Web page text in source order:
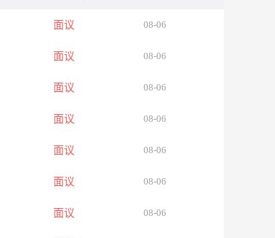
面议 08-06
面议 08-06
面议 08-06
面议 08-06
面议 08-06
面议 08-06
面议 08-06